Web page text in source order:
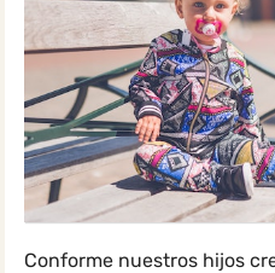
Conforme nuestros hijos